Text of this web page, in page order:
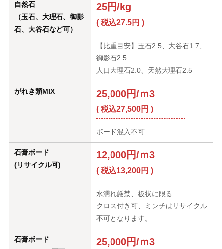
自然石
（玉石、大理石、御影
石、大谷石など可）
25円/kg
( 税込27.5円 )
【比重目安】玉石2.5、大谷石1.7、
御影石2.5
人口大理石2.0、天然大理石2.5
がれき類MIX 25,000円/ｍ3
( 税込27,500円 )
ボード混入不可
石膏ボード
(リサイクル可)
12,000円/ｍ3
( 税込13,200円 )
水濡れ厳禁、板状に限る
クロス付き可、ミンチはリサイクル
不可となります。
石膏ボード
25,000円/ｍ3